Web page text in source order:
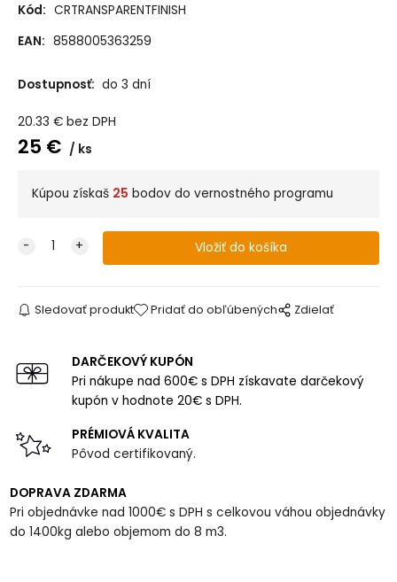
Kód: CRTRANSPARENTFINISH
EAN: 8588005363259
Dostupnosť: do 3 dní
20.33 € bez DPH
25 € ks
Kúpou získaš 25 bodov do vernostného programu
Sledovať produkt Pridať do obľúbených Zdielať
DARČEKOVÝ KUPÓN
Pri nákupe nad 600€ s DPH získavate darčekový
kupón v hodnote 20€ s DPH.
PRÉMIOVÁ KVALITA
Pôvod certifikovaný.
DOPRAVA ZDARMA
Pri objednávke nad 1000€ s DPH s celkovou váhou objednávky
do 1400kg alebo objemom do 8 m3.